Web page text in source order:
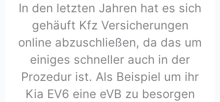
In den letzten Jahren hat es sich
gehäuft Kfz Versicherungen
online abzuschließen, da das um
einiges schneller auch in der
Prozedur ist. Als Beispiel um ihr
Kia EV6 eine eVB zu besorgen